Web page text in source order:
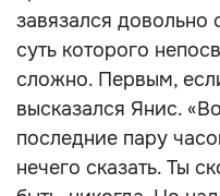
завязался довольно
суть которого
сложно. Первым,
высказался Янис.
последние пару
нечего сказать. Ты